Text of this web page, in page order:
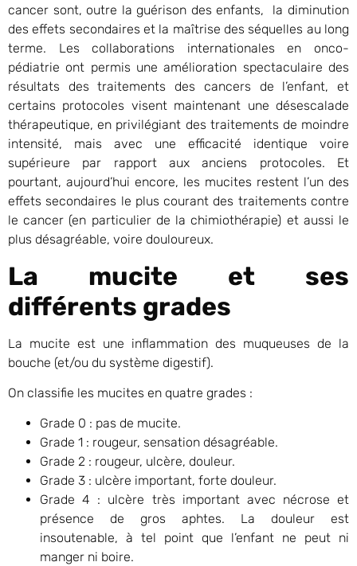
cancer sont, outre la guérison des enfants, la diminution
des effets secondaires et la maîtrise des séquelles au long
terme. Les collaborations internationales en onco-
pédiatrie ont permis une amélioration spectaculaire des
résultats des traitements des cancers de l’enfant, et
certains protocoles visent maintenant une désescalade
thérapeutique, en privilégiant des traitements de moindre
intensité, mais avec une efficacité identique voire
supérieure par rapport aux anciens protocoles. Et
pourtant, aujourd’hui encore, les mucites restent l’un des
effets secondaires le plus courant des traitements contre
le cancer (en particulier de la chimiothérapie) et aussi le
plus désagréable, voire douloureux.
La mucite et ses
différents grades
La mucite est une inflammation des muqueuses de la
bouche (et/ou du système digestif).
On classifie les mucites en quatre grades :
Grade 0 : pas de mucite.
Grade 1 : rougeur, sensation désagréable.
Grade 2 : rougeur, ulcère, douleur.
Grade 3 : ulcère important, forte douleur.
Grade 4 : ulcère très important avec nécrose et
présence de gros aphtes. La douleur est
insoutenable, à tel point que l’enfant ne peut ni
manger ni boire.